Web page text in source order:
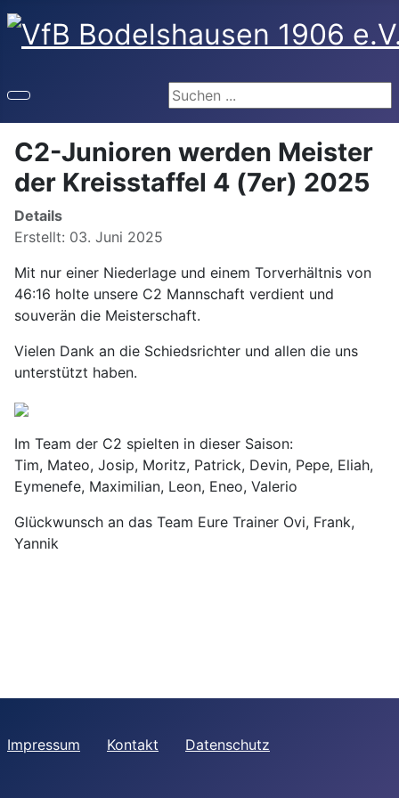
Suchen ...
C2-Junioren werden Meister
der Kreisstaffel 4 (7er) 2025
Details
Erstellt: 03. Juni 2025
Mit nur einer Niederlage und einem Torverhältnis von
46:16 holte unsere C2 Mannschaft verdient und
souverän die Meisterschaft.
Vielen Dank an die Schiedsrichter und allen die uns
unterstützt haben.
Im Team der C2 spielten in dieser Saison:
Tim, Mateo, Josip, Moritz, Patrick, Devin, Pepe, Eliah,
Eymenefe, Maximilian, Leon, Eneo, Valerio
Glückwunsch an das Team Eure Trainer Ovi, Frank,
Yannik
Impressum Kontakt Datenschutz